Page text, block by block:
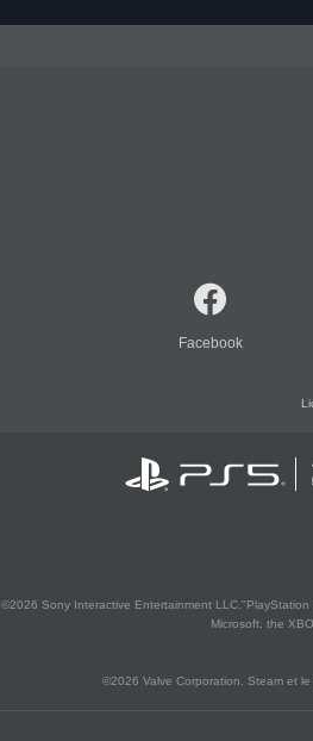
Facebook
©2026 Sony Interactive Entertainment
Microsoft, the
©2026 Valve Corporation. Steam et